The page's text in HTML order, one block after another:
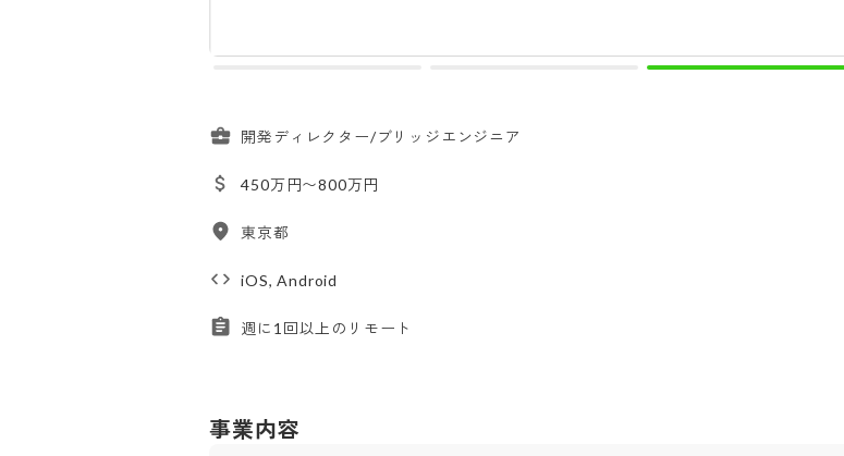
開発ディレクター/ブリッジエンジニア
450万円〜800万円
東京都
iOS, Android
週に1回以上のリモート
事業内容